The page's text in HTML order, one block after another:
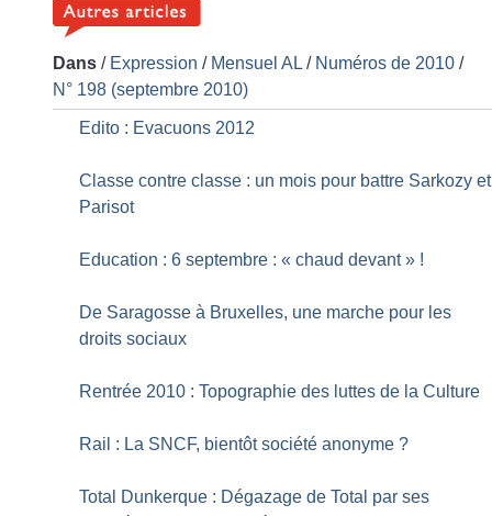
Dans / Expression / Mensuel AL / Numéros de 2010 /
N° 198 (septembre 2010)
Edito : Evacuons 2012
Classe contre classe : un mois pour battre Sarkozy et
Parisot
Education : 6 septembre : « chaud devant » !
De Saragosse à Bruxelles, une marche pour les
droits sociaux
Rentrée 2010 : Topographie des luttes de la Culture
Rail : La SNCF, bientôt société anonyme ?
Total Dunkerque : Dégazage de Total par ses